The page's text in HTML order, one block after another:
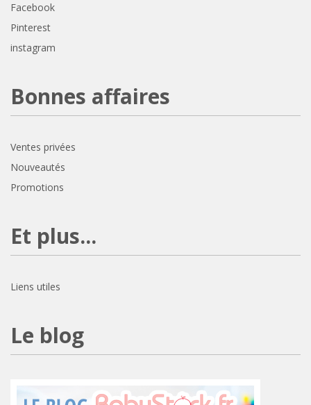
Facebook
Pinterest
instagram
Bonnes affaires
Ventes privées
Nouveautés
Promotions
Et plus...
Liens utiles
Le blog